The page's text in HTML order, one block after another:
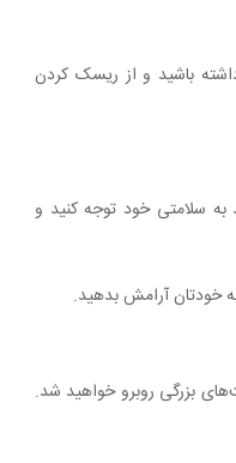
باشید و از ریسک کردن
سلامتی خود توجه کنید و
خودتان آرامش بدهید.
بزرگی روبرو خواهید شد.